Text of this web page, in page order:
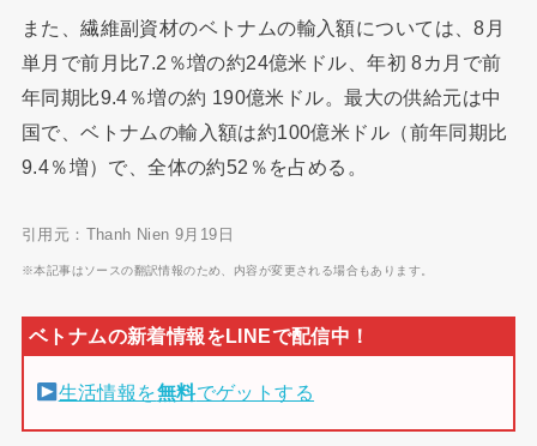
また、繊維副資材のベトナムの輸入額については、8月
単月で前月比7.2％増の約24億米ドル、年初 8カ月で前
年同期比9.4％増の約 190億米ドル。最大の供給元は中
国で、ベトナムの輸入額は約100億米ドル（前年同期比
9.4％増）で、全体の約52％を占める。
引用元：Thanh Nien 9月19日
※本記事はソースの翻訳情報のため、内容が変更される場合もあります。
生活情報を無料でゲットする